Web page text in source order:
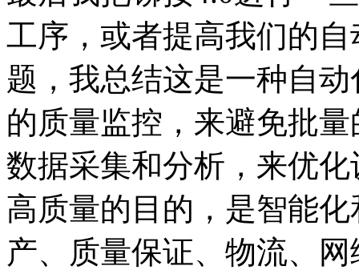
工序，或者提高我们的
题，我总结这是一种自
的质量监控，来避免批
数据采集和分析，来优
高质量的目的，是智能
产、质量保证、物流、